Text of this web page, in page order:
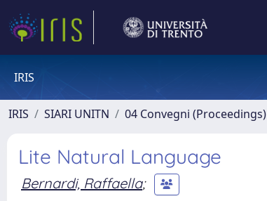
IRIS
IRIS SIARI UNITN 04 Convegni (Proceedings)
Lite Natural Language
Bernardi, Raffaella;